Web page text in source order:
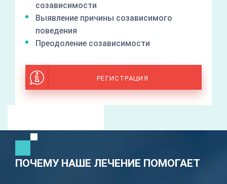
созависимости
Выявление причины созависимого
поведения
Преодоление созависимости
РЕГИСТРАЦИЯ
ПОЧЕМУ НАШЕ ЛЕЧЕНИЕ ПОМОГАЕТ